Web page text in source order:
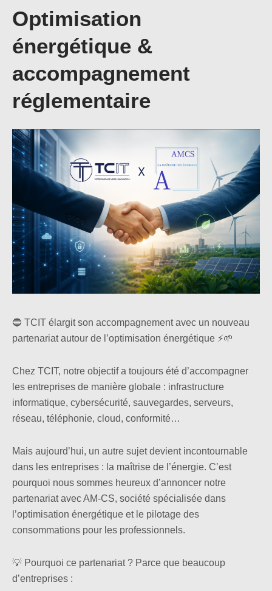
Optimisation
énergétique &
accompagnement
réglementaire
🔵 TCIT élargit son accompagnement avec un nouveau
partenariat autour de l’optimisation énergétique ⚡🌱
Chez TCIT, notre objectif a toujours été d’accompagner
les entreprises de manière globale : infrastructure
informatique, cybersécurité, sauvegardes, serveurs,
réseau, téléphonie, cloud, conformité…
Mais aujourd’hui, un autre sujet devient incontournable
dans les entreprises : la maîtrise de l’énergie. C’est
pourquoi nous sommes heureux d’annoncer notre
partenariat avec AM-CS, société spécialisée dans
l’optimisation énergétique et le pilotage des
consommations pour les professionnels.
💡 Pourquoi ce partenariat ? Parce que beaucoup
d’entreprises :